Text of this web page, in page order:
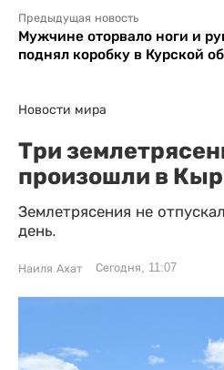
Предыдущая новость
Мужчине оторвало ноги и
поднял коробку в Курской
Новости мира
Три
произошли в
Землетрясения не
день.
Наиля Ахат Сегодня, 11:07